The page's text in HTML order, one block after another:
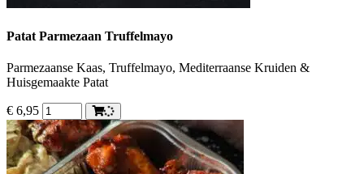
Patat Parmezaan Truffelmayo
Parmezaanse Kaas, Truffelmayo, Mediterraanse Kruiden &
Huisgemaakte Patat
€ 6,95